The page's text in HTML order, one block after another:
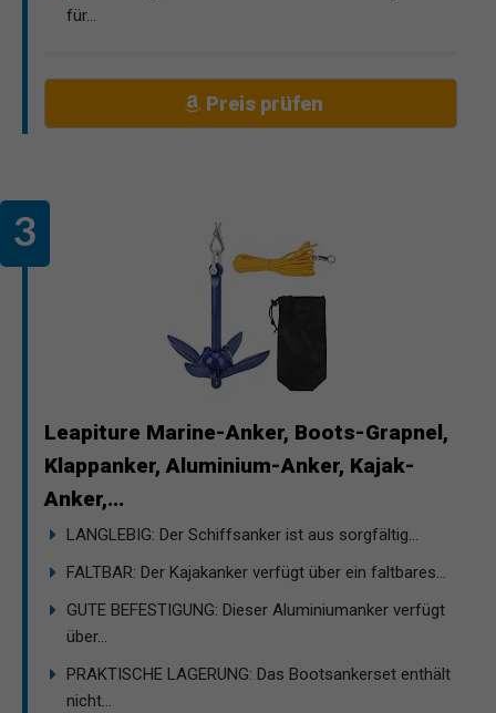
für...
Preis prüfen
Leapiture Marine-Anker, Boots-Grapnel,
Klappanker, Aluminium-Anker, Kajak-
Anker,...
LANGLEBIG: Der Schiffsanker ist aus sorgfältig...
FALTBAR: Der Kajakanker verfügt über ein faltbares...
GUTE BEFESTIGUNG: Dieser Aluminiumanker verfügt
über...
PRAKTISCHE LAGERUNG: Das Bootsankerset enthält
nicht...